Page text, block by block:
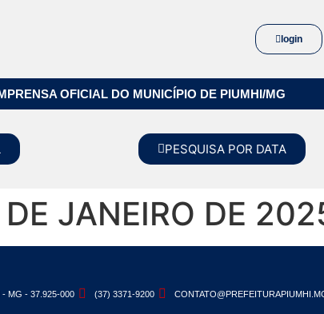
login
OFICIAL DO MUNICÍPIO DE PIUMHI/MG
PESQUISA POR DATA
JANEIRO DE
- MG - 37.925-000 (37) 3371-9200